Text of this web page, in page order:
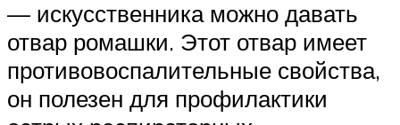
— искусственника можно давать
отвар ромашки. Этот отвар имеет
противовоспалительные свойства,
он полезен для профилактики